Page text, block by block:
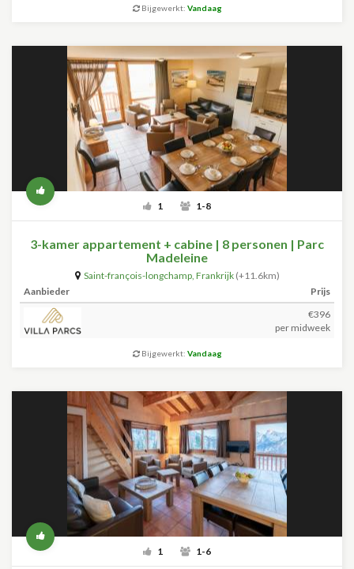
Bijgewerkt: Vandaag
1 1-8
3-kamer appartement + cabine | 8 personen | Parc
Madeleine
Saint-françois-longchamp, Frankrijk (+11.6km)
Aanbieder
Prijs
€396
per midweek
Bijgewerkt: Vandaag
1 1-6